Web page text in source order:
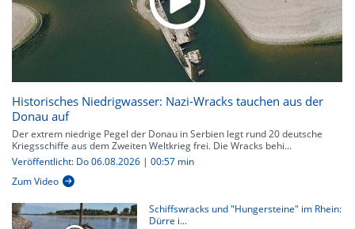
Historisches Niedrigwasser: Nazi-Wracks tauchen aus der
Donau auf
Der extrem niedrige Pegel der Donau in Serbien legt rund 20 deutsche
Kriegsschiffe aus dem Zweiten Weltkrieg frei. Die Wracks behi...
Veröffentlicht: Do 06.08.2026 | 00:57 min
Zum Video
Schiffswracks und "Hungersteine" im Rhein:
Dürre i...